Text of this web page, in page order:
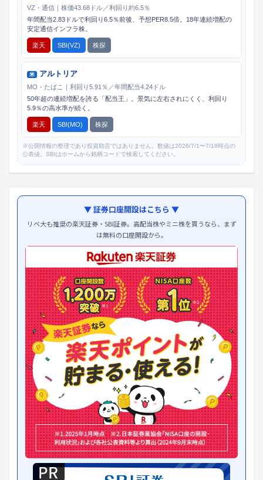
VZ・通信｜株価43.68ドル／利回り約6.5％
年間配当2.83ドルで利回り6.5％前後、予想PER8.5倍。18年連続増配の
安定通信インフラ株。
楽天 SBI(VZ) 株探
米 アルトリア
MO・たばこ｜利回り5.91％／年間配当4.24ドル
50年超の連続増配を誇る「配当王」。景気に左右されにくく、利回り
5.9％の高水準が続く。
楽天 SBI(MO) 株探
※公開情報の整理であり投資助言ではありません。数値は2026/7/1〜7/18時点の
公表値。SBIはホームから銘柄コードで検索してください。
▼ 証券口座開設はこちら ▼
リベ大も推奨の楽天証券・SBI証券。高配当株やミニ株を買うなら、まず
は無料の口座開設から。